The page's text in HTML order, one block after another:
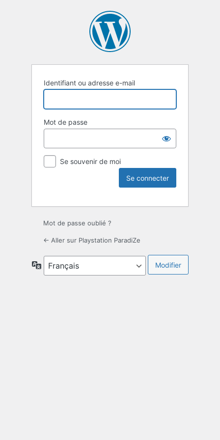
Identifiant ou adresse e-mail
Mot de passe
Se souvenir de moi
Mot de passe oublié ?
← Aller sur Playstation ParadiZe
Langue